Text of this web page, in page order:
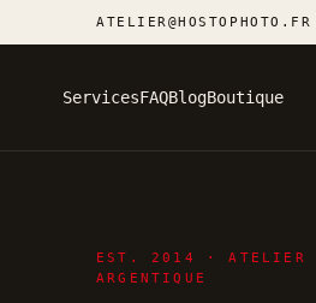
ServicesFAQBlogBoutique
EST. 2014 · ATELIER
ARGENTIQUE